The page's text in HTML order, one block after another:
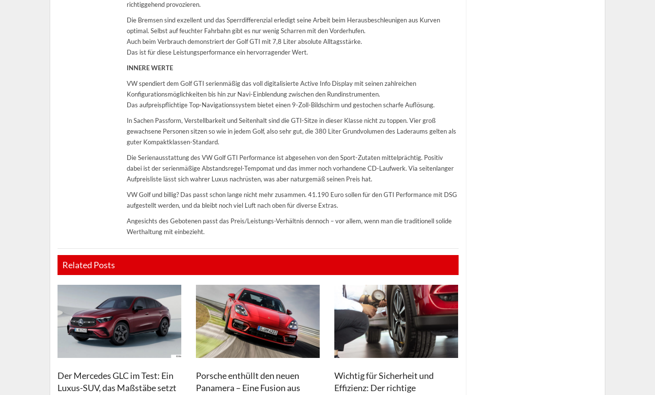
richtiggehend provozieren.
Die Bremsen sind exzellent und das Sperrdifferenzial erledigt seine Arbeit beim Herausbeschleunigen aus Kurven
optimal. Selbst auf feuchter Fahrbahn gibt es nur wenig Scharren mit den Vorderhufen.
Auch beim Verbrauch demonstriert der Golf GTI mit 7,8 Liter absolute Alltagsstärke.
Das ist für diese Leistungsperformance ein hervorragender Wert.
INNERE WERTE
VW spendiert dem Golf GTI serienmäßig das voll digitalisierte Active Info Display mit seinen zahlreichen
Konfigurationsmöglichkeiten bis hin zur Navi-Einblendung zwischen den Rundinstrumenten.
Das aufpreispflichtige Top-Navigationssystem bietet einen 9-Zoll-Bildschirm und gestochen scharfe Auflösung.
In Sachen Passform, Verstellbarkeit und Seitenhalt sind die GTI-Sitze in dieser Klasse nicht zu toppen. Vier groß
gewachsene Personen sitzen so wie in jedem Golf, also sehr gut, die 380 Liter Grundvolumen des Laderaums gelten als
guter Kompaktklassen-Standard.
Die Serienausstattung des VW Golf GTI Performance ist abgesehen von den Sport-Zutaten mittelprächtig. Positiv
dabei ist der serienmäßige Abstandsregel-Tempomat und das immer noch vorhandene CD-Laufwerk. Via seitenlanger
Aufpreisliste lässt sich wahrer Luxus nachrüsten, was aber naturgemäß seinen Preis hat.
VW Golf und billig? Das passt schon lange nicht mehr zusammen. 41.190 Euro sollen für den GTI Performance mit DSG
aufgestellt werden, und da bleibt noch viel Luft nach oben für diverse Extras.
Angesichts des Gebotenen passt das Preis/Leistungs-Verhältnis dennoch – vor allem, wenn man die traditionell solide
Werthaltung mit einbezieht.
Related Posts
Der Mercedes GLC im Test: Ein
Luxus-SUV, das Maßstäbe setzt
Porsche enthüllt den neuen
Panamera – Eine Fusion aus
Wichtig für Sicherheit und
Effizienz: Der richtige